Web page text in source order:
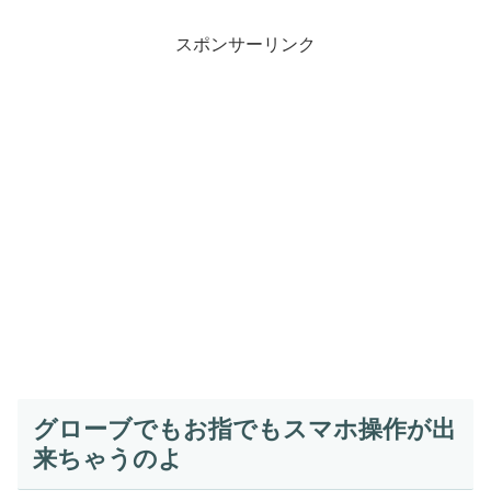
スポンサーリンク
グローブでもお指でもスマホ操作が出
来ちゃうのよ